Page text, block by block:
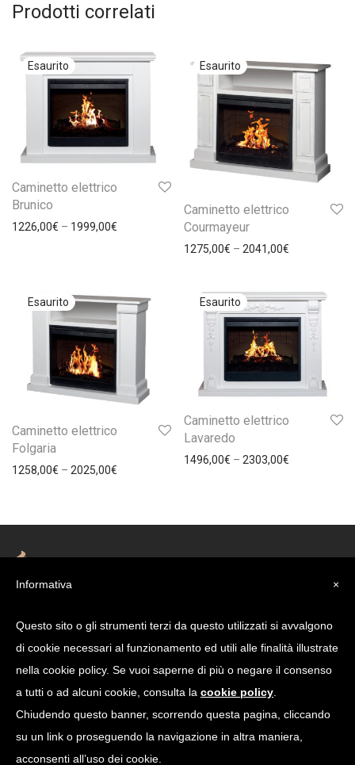
Prodotti correlati
Caminetto elettrico
Brunico
1226,00€ – 1999,00€
Caminetto elettrico
Courmayeur
1275,00€ – 2041,00€
Caminetto elettrico
Folgaria
1258,00€ – 2025,00€
Caminetto elettrico
Lavaredo
1496,00€ – 2303,00€
Evampa è un marchio di Mobilhouse s.a.s. P. Iva 01713370235
Condizioni di Vendita
Privacy PolicyCookie Policy
tel. +39 045 7135848info@evampa.itVia San Paolo, 213 - 37050
Isola Rizza (VR) Italy
Web marketing: ONMATIK - Verona
×
Informativa
Questo sito o gli strumenti terzi da questo utilizzati si avvalgono
di cookie necessari al funzionamento ed utili alle finalità illustrate
nella cookie policy. Se vuoi saperne di più o negare il consenso
a tutti o ad alcuni cookie, consulta la cookie policy
Chiudendo questo banner, scorrendo questa pagina, cliccando
su un link o proseguendo la navigazione in altra maniera,
acconsenti all’uso dei cookie.